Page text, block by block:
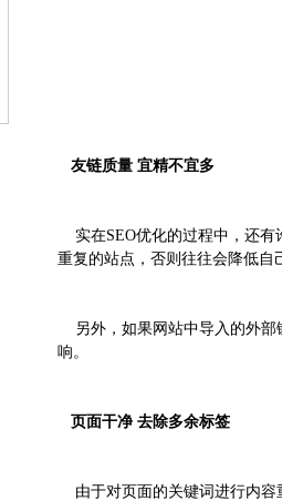
友链质量 宜精不宜多
实在SEO优化的过程中，还有
重复的站点，否则往往会降低自
另外，如果网站中导入的外部
响。
页面干净 去除多余标签
由于对页面的关键词进行内容